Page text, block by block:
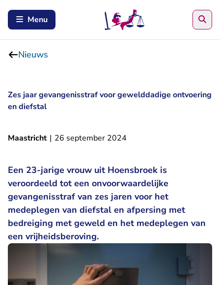
Menu
Nieuws
Zes jaar gevangenisstraf voor gewelddadige ontvoering
en diefstal
Maastricht | 26 september 2024
Een 23-jarige vrouw uit Hoensbroek is
veroordeeld tot een onvoorwaardelijke
gevangenisstraf van zes jaren voor het
medeplegen van diefstal en afpersing met
bedreiging met geweld en het medeplegen van
een vrijheidsberoving.